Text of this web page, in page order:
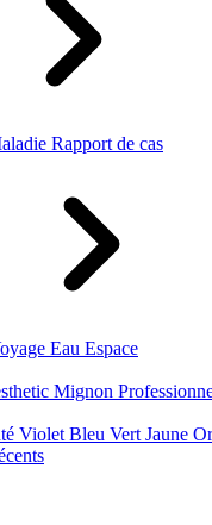
Rapport de cas
Eau Espace
Mignon
Violet Bleu Vert Jaune